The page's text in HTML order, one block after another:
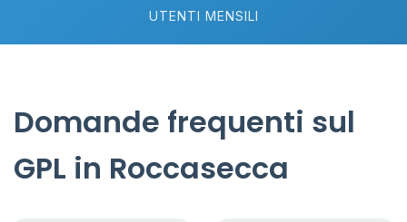
UTENTI MENSILI
Domande frequenti sul
GPL in Roccasecca